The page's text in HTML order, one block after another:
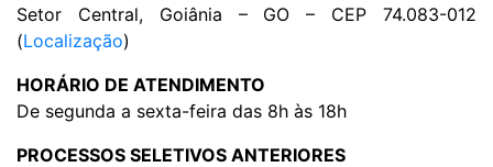
Setor Central, Goiânia – GO – CEP 74.083-012
(Localização)
HORÁRIO DE ATENDIMENTO
De segunda a sexta-feira das 8h às 18h
PROCESSOS SELETIVOS ANTERIORES